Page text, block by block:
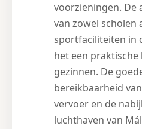
voorzieningen. De
van zowel scholen
sportfaciliteiten in
het een praktische
gezinnen. De
bereikbaarheid
vervoer en de
luchthaven van